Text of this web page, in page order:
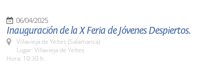
06/04/2025
Inauguración de la X Feria de Jóvenes Despiertos.
Villavieja de Yeltes (Salamanca)
Lugar: Villavieja de Yeltes
Hora: 10:30 h.